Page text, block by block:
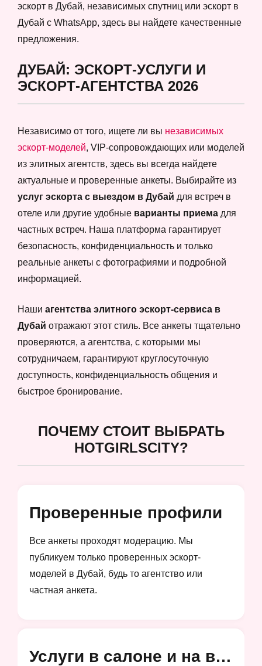
эскорт в Дубай, независимых спутниц или эскорт в
Дубай с WhatsApp, здесь вы найдете качественные
предложения.
ДУБАЙ: ЭСКОРТ-УСЛУГИ И
ЭСКОРТ-АГЕНТСТВА 2026
Независимо от того, ищете ли вы независимых
эскорт-моделей, VIP-сопровождающих или моделей
из элитных агентств, здесь вы всегда найдете
актуальные и проверенные анкеты. Выбирайте из
услуг эскорта с выездом в Дубай для встреч в
отеле или другие удобные варианты приема для
частных встреч. Наша платформа гарантирует
безопасность, конфиденциальность и только
реальные анкеты с фотографиями и подробной
информацией.
Наши агентства элитного эскорт-сервиса в
Дубай отражают этот стиль. Все анкеты тщательно
проверяются, а агентства, с которыми мы
сотрудничаем, гарантируют круглосуточную
доступность, конфиденциальность общения и
быстрое бронирование.
ПОЧЕМУ СТОИТ ВЫБРАТЬ
HOTGIRLSCITY?
Проверенные профили
Все анкеты проходят модерацию. Мы
публикуем только проверенных эскорт-
моделей в Дубай, будь то агентство или
частная анкета.
Услуги в салоне и на выезд